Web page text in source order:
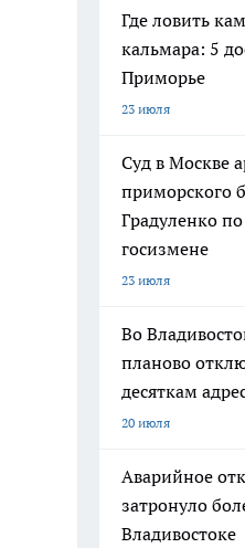
Где ловить
кальмара: 5
Приморье
23 июля
Суд в Москве
приморского
Градуленко
госизмене
23 июля
Во
планово
десяткам
20 июля
Аварийное
затронуло
Владивостоке